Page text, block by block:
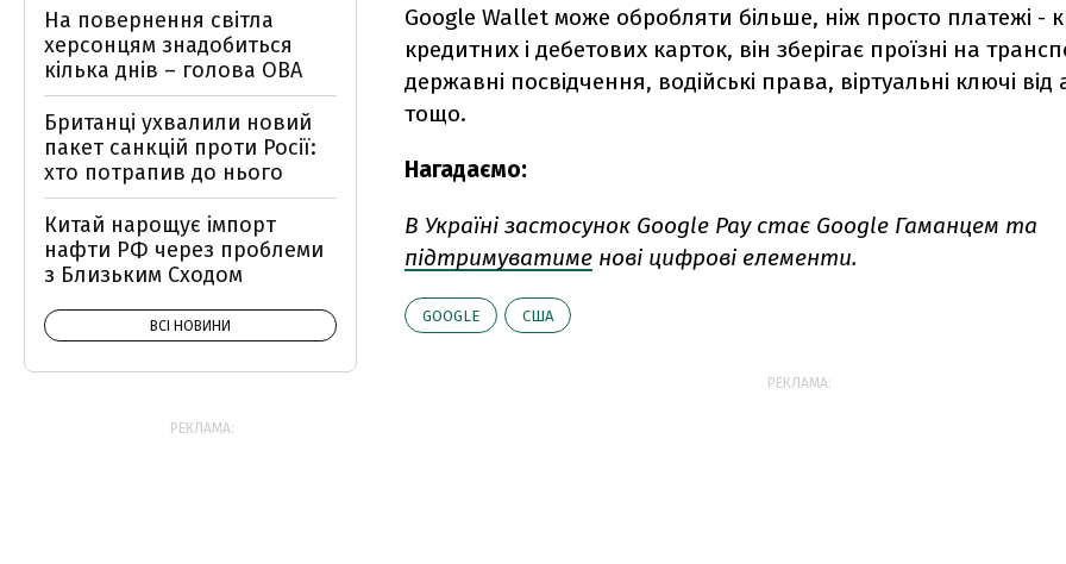
Google Wallet може обробляти більше, ніж просто платежі -
кредитних і дебетових карток, він зберігає проїзні на
державні посвідчення, водійські права, віртуальні ключі від
тощо.
Нагадаємо:
В Україні застосунок Google Pay стає Google Гаманцем та
підтримуватиме нові цифрові елементи.
GOOGLE США
РЕКЛАМА:
На повернення світла
херсонцям знадобиться
кілька днів – голова ОВА
Британці ухвалили новий
пакет санкцій проти Росії:
хто потрапив до нього
Китай нарощує імпорт
нафти РФ через проблеми
з Близьким Сходом
ВСІ НОВИНИ
РЕКЛАМА: